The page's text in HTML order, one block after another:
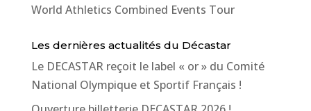
World Athletics Combined Events Tour
Les dernières actualités du Décastar
Le DECASTAR reçoit le label « or » du Comité
National Olympique et Sportif Français !